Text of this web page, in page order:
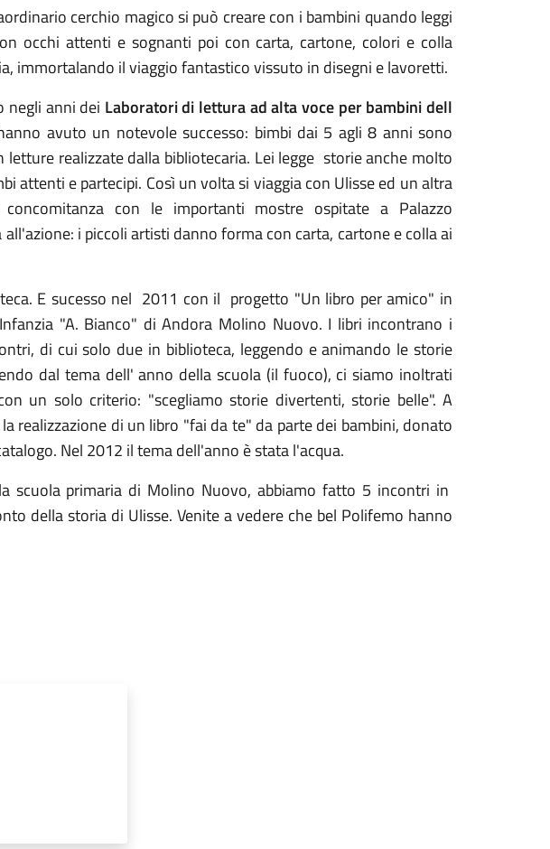
cerchio magico si può creare con i bambini quando leggi
occhi attenti e sognanti poi con carta, cartone, colori e colla
immortalando il viaggio fantastico vissuto in disegni e lavoretti.
negli anni dei Laboratori di lettura ad alta voce per bambini dell
avuto un notevole successo: bimbi dai 5 agli 8 anni sono
realizzate dalla bibliotecaria. Lei legge storie anche molto
attenti e partecipi. Così un volta si viaggia con Ulisse ed un altra
con le importanti mostre ospitate a Palazzo
i piccoli artisti danno forma con carta, cartone e colla ai
E sucesso nel 2011 con il progetto "Un libro per amico" in
"A. Bianco" di Andora Molino Nuovo. I libri incontrano i
di cui solo due in biblioteca, leggendo e animando le storie
dal tema dell' anno della scuola (il fuoco), ci siamo inoltrati
un solo criterio: "scegliamo storie divertenti, storie belle". A
realizzazione di un libro "fai da te" da parte dei bambini, donato
Nel 2012 il tema dell'anno è stata l'acqua.
scuola primaria di Molino Nuovo, abbiamo fatto 5 incontri in
della storia di Ulisse. Venite a vedere che bel Polifemo hanno